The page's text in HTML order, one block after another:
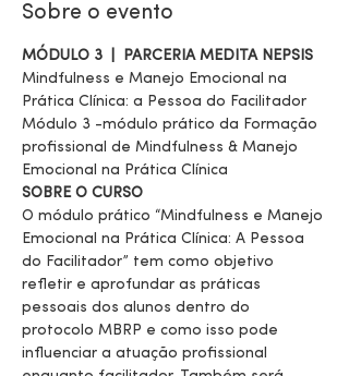
Sobre o evento
MÓDULO 3  |  PARCERIA MEDITA NEPSIS
Mindfulness e Manejo Emocional na
Prática Clínica: a Pessoa do Facilitador
Módulo 3 -módulo prático da Formação
profissional de Mindfulness & Manejo
Emocional na Prática Clínica
SOBRE O CURSO
O módulo prático “Mindfulness e Manejo
Emocional na Prática Clínica: A Pessoa
do Facilitador” tem como objetivo
refletir e aprofundar as práticas
pessoais dos alunos dentro do
protocolo MBRP e como isso pode
influenciar a atuação profissional